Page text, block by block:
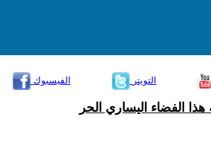
الفيسبوك
التويتر
الفضاء اليساري الحر